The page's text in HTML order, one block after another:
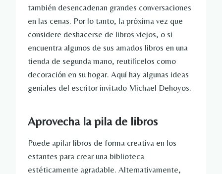
también desencadenan grandes conversaciones
en las cenas. Por lo tanto, la próxima vez que
considere deshacerse de libros viejos, o si
encuentra algunos de sus amados libros en una
tienda de segunda mano, reutilícelos como
decoración en su hogar. Aquí hay algunas ideas
geniales del escritor invitado Michael Dehoyos.
Aprovecha la pila de libros
Puede apilar libros de forma creativa en los
estantes para crear una biblioteca
estéticamente agradable. Alternativamente,